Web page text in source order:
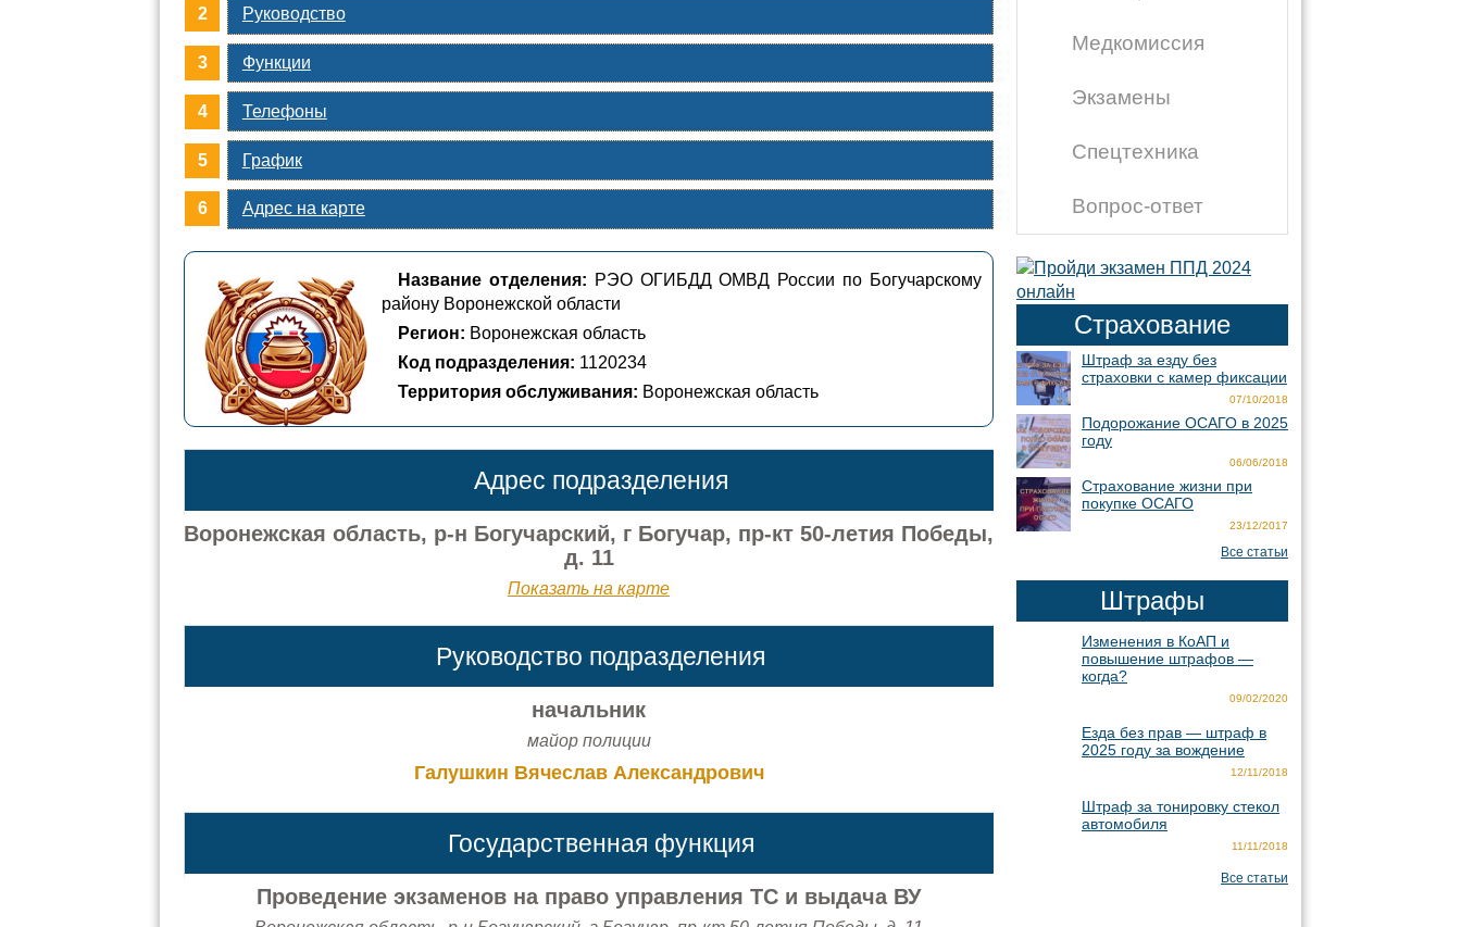
Руководство
Функции
Телефоны
График
Адрес на карте
Название отделения: РЭО ОГИБДД ОМВД России по Богучарскому
району Воронежской области
Регион: Воронежская область
Код подразделения: 1120234
Территория обслуживания: Воронежская область
Адрес подразделения
Воронежская область, р-н Богучарский, г Богучар, пр-кт 50-летия Победы,
д. 11
Показать на карте
Руководство подразделения
начальник
майор полиции
Галушкин Вячеслав Александрович
Государственная функция
Проведение экзаменов на право управления ТС и выдача ВУ
Медкомиссия
Экзамены
Спецтехника
Вопрос-ответ
Страхование
Штраф за езду без
страховки с камер фиксации
07/10/2018
Подорожание ОСАГО в 2025
году
06/06/2018
Страхование жизни при
покупке ОСАГО
23/12/2017
Все статьи
Штрафы
Изменения в КоАП и
повышение штрафов —
когда?
09/02/2020
Езда без прав — штраф в
2025 году за вождение
12/11/2018
Штраф за тонировку стекол
автомобиля
11/11/2018
Все статьи